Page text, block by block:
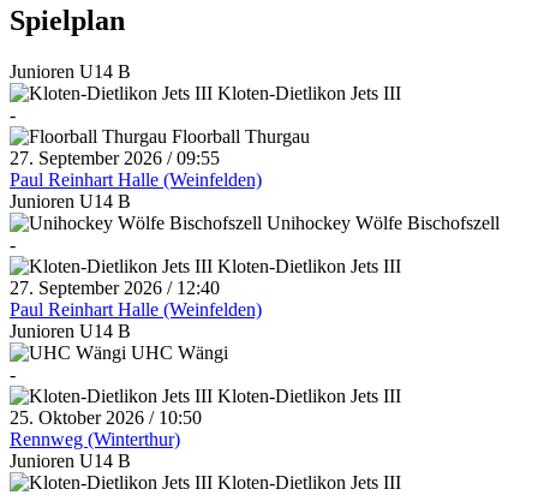
Spielplan
Junioren U14 B
Kloten-Dietlikon Jets III
-
Floorball Thurgau
27. September 2026 / 09:55
Paul Reinhart Halle (Weinfelden)
Junioren U14 B
Unihockey Wölfe Bischofszell
-
Kloten-Dietlikon Jets III
27. September 2026 / 12:40
Paul Reinhart Halle (Weinfelden)
Junioren U14 B
UHC Wängi
-
Kloten-Dietlikon Jets III
25. Oktober 2026 / 10:50
Rennweg (Winterthur)
Junioren U14 B
Kloten-Dietlikon Jets III